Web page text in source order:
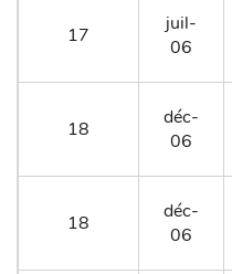
17
juil-
06
18
déc-
06
18
déc-
06